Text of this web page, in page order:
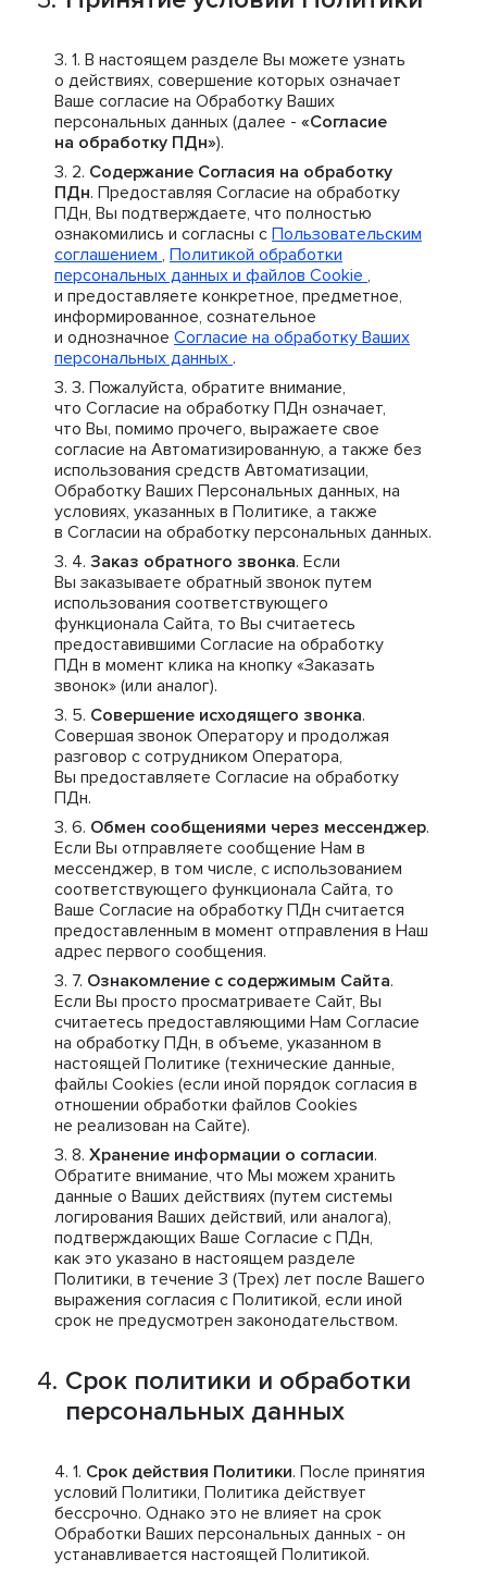
В настоящем разделе Вы можете узнать
о действиях, совершение которых означает
Ваше согласие на Обработку Ваших
персональных данных (далее - «Согласие
на обработку ПДн»).
Содержание Согласия на обработку
ПДн. Предоставляя Согласие на обработку
ПДн, Вы подтверждаете, что полностью
ознакомились и согласны с Пользовательским
соглашением , Политикой обработки
персональных данных и файлов Cookie ,
и предоставляете конкретное, предметное,
информированное, сознательное
и однозначное Согласие на обработку Ваших
персональных данных .
Пожалуйста, обратите внимание,
что Согласие на обработку ПДн означает,
что Вы, помимо прочего, выражаете свое
согласие на Автоматизированную, а также без
использования средств Автоматизации,
Обработку Ваших Персональных данных, на
условиях, указанных в Политике, а также
в Согласии на обработку персональных данных.
Заказ обратного звонка. Если
Вы заказываете обратный звонок путем
использования соответствующего
функционала Сайта, то Вы считаетесь
предоставившими Согласие на обработку
ПДн в момент клика на кнопку «Заказать
звонок» (или аналог).
Совершение исходящего звонка.
Совершая звонок Оператору и продолжая
разговор с сотрудником Оператора,
Вы предоставляете Согласие на обработку
ПДн.
Обмен сообщениями через мессенджер.
Если Вы отправляете сообщение Нам в
мессенджер, в том числе, с использованием
соответствующего функционала Сайта, то
Ваше Согласие на обработку ПДн считается
предоставленным в момент отправления в Наш
адрес первого сообщения.
Ознакомление с содержимым Сайта.
Если Вы просто просматриваете Сайт, Вы
считаетесь предоставляющими Нам Согласие
на обработку ПДн, в объеме, указанном в
настоящей Политике (технические данные,
файлы Cookies (если иной порядок согласия в
отношении обработки файлов Cookies
не реализован на Сайте).
Хранение информации о согласии.
Обратите внимание, что Мы можем хранить
данные о Ваших действиях (путем системы
логирования Ваших действий, или аналога),
подтверждающих Ваше Согласие с ПДн,
как это указано в настоящем разделе
Политики, в течение 3 (Трех) лет после Вашего
выражения согласия с Политикой, если иной
срок не предусмотрен законодательством.
Срок политики и обработки
персональных данных
Срок действия Политики. После принятия
условий Политики, Политика действует
бессрочно. Однако это не влияет на срок
Обработки Ваших персональных данных - он
устанавливается настоящей Политикой.